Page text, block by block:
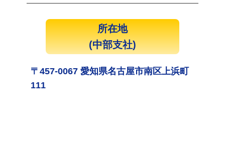
所在地
(中部支社)
〒457-0067 愛知県名古屋市南区上浜町
111